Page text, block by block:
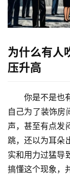
为什么有人
压升高
你是不是也
自己为了装饰房
声，甚至有点发
跳，还以为耳朵
实和用力过猛导
搞懂这个现象，